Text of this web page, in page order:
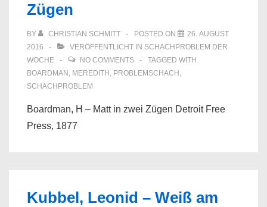
Zügen
BY CHRISTIAN SCHMITT POSTED ON
26. AUGUST
2016
VERÖFFENTLICHT IN SCHACHPROBLEM DER
WOCHE
NO COMMENTS
TAGGED WITH
BOARDMAN , MEREDITH , PROBLEMSCHACH ,
SCHACHPROBLEM
Boardman, H – Matt in zwei Zügen Detroit Free
Press, 1877
Kubbel, Leonid – Weiß am